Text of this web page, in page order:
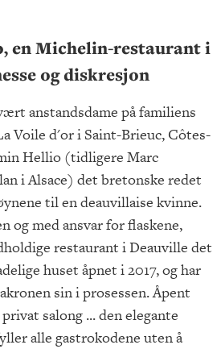
en Michelin-restaurant i
og diskresjon
anstandsdame på familiens
Voile d'or i Saint-Brieuc, Côtes-
Hellio (tidligere Marc
i Alsace) det bretonske redet
til en deauvillaise kvinne.
og med ansvar for flaskene,
restaurant i Deauville det
huset åpnet i 2017, og har
sin i prosessen. Åpent
salong ... den elegante
alle gastrokodene uten å